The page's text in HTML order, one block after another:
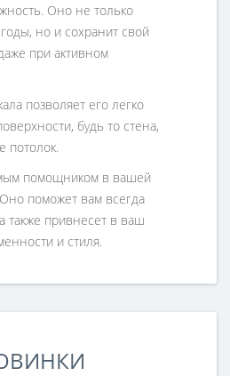
Оно не только
но и сохранит свой
при активном
позволяет его легко
будь то стена,
потолок.
помощником в вашей
поможет вам всегда
также привнесет в ваш
и стиля.